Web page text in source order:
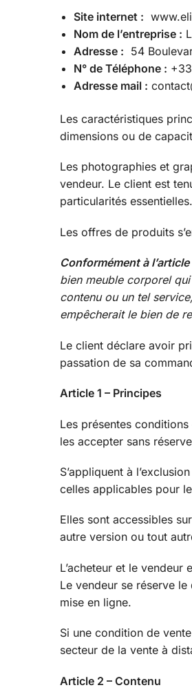
Site internet :
Nom de l’entreprise :
Adresse : 54
N° de Téléphone :
Adresse mail :
Les caractéristiques
dimensions ou de
Les photographies et
vendeur. Le client est
particularités essentielles.
Les offres de produits
Conformément à
bien meuble corporel
contenu ou un tel
empêcherait le bien de
Le client déclare avoir
passation de sa
Article 1 – Principes
Les présentes
les accepter sans
S’appliquent à
celles applicables pour
Elles sont accessibles
autre version ou tout
L’acheteur et le
Le vendeur se réserve
mise en ligne.
Si une condition de
secteur de la vente à
Article 2 – Contenu